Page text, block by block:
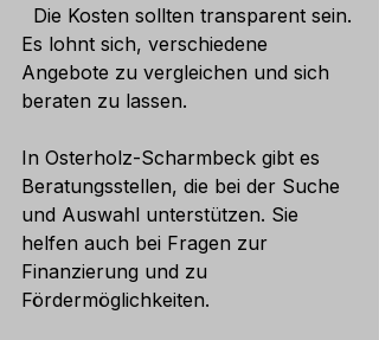
Es lohnt sich, verschiedene
Angebote zu vergleichen und sich
beraten zu lassen.
In Osterholz-Scharmbeck gibt es
Beratungsstellen, die bei der Suche
und Auswahl unterstützen. Sie
helfen auch bei Fragen zur
Finanzierung und zu
Fördermöglichkeiten.